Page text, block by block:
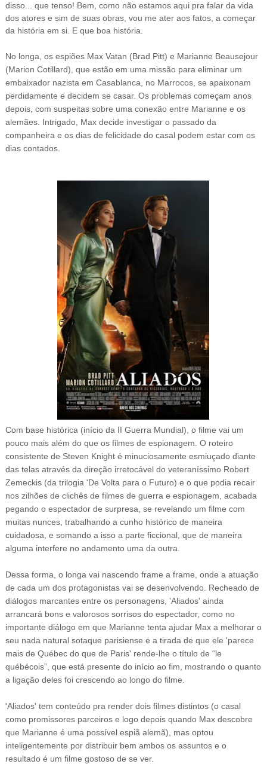
disso... que tenso! Bem, como não estamos aqui pra falar da vida
dos atores e sim de suas obras, vou me ater aos fatos, a começar
da história em si. E que boa história.
No longa, os espiões Max Vatan (Brad Pitt) e Marianne Beausejour
(Marion Cotillard), que estão em uma missão para eliminar um
embaixador nazista em Casablanca, no Marrocos, se apaixonam
perdidamente e decidem se casar. Os problemas começam anos
depois, com suspeitas sobre uma conexão entre Marianne e os
alemães. Intrigado, Max decide investigar o passado da
companheira e os dias de felicidade do casal podem estar com os
dias contados.
Com base histórica (início da II Guerra Mundial), o filme vai um
pouco mais além do que os filmes de espionagem. O roteiro
consistente de Steven Knight é minuciosamente esmiuçado diante
das telas através da direção irretocável do veteraníssimo Robert
Zemeckis (da trilogia 'De Volta para o Futuro) e o que podia recair
nos zilhões de clichês de filmes de guerra e espionagem, acabada
pegando o espectador de surpresa, se revelando um filme com
muitas nunces, trabalhando a cunho histórico de maneira
cuidadosa, e somando a isso a parte ficcional, que de maneira
alguma interfere no andamento uma da outra.
Dessa forma, o longa vai nascendo frame a frame, onde a atuação
de cada um dos protagonistas vai se desenvolvendo. Recheado de
diálogos marcantes entre os personagens, 'Aliados' ainda
arrancará bons e valorosos sorrisos do espectador, como no
importante diálogo em que Marianne tenta ajudar Max a melhorar o
seu nada natural sotaque parisiense e a tirada de que ele 'parece
mais de Québec do que de Paris' rende-lhe o título de “le
québécois”, que está presente do início ao fim, mostrando o quanto
a ligação deles foi crescendo ao longo do filme.
'Aliados' tem conteúdo pra render dois filmes distintos (o casal
como promissores parceiros e logo depois quando Max descobre
que Marianne é uma possível espiã alemã), mas optou
inteligentemente por distribuir bem ambos os assuntos e o
resultado é um filme gostoso de se ver.